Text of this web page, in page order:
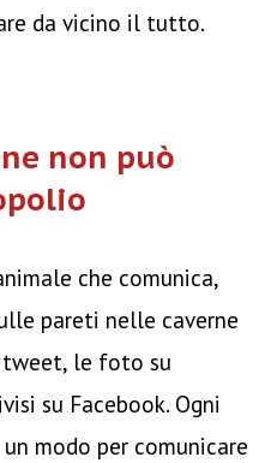
da vicino il tutto.
non può
che comunica,
pareti nelle caverne
tweet, le foto su
su Facebook. Ogni
modo per comunicare